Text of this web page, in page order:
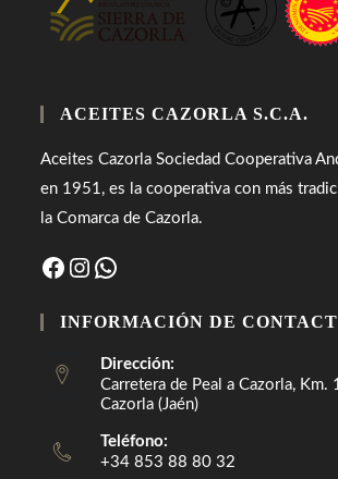
ACEITES CAZORLA S.C.A.
Aceites Cazorla Sociedad Cooperativa
en 1951, es la cooperativa con más
la Comarca de Cazorla.
Facebook
Instagram
WhatsApp
INFORMACIÓN DE
Dirección:
Carretera de Peal a Cazorla,
Cazorla (Jaén)
Teléfono:
+34 853 88 80 32